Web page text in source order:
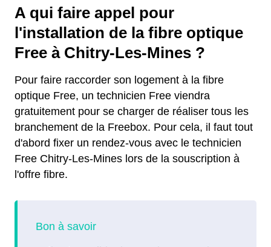
A qui faire appel pour
l'installation de la fibre optique
Free à Chitry-Les-Mines ?
Pour faire raccorder son logement à la fibre
optique Free, un technicien Free viendra
gratuitement pour se charger de réaliser tous les
branchement de la Freebox. Pour cela, il faut tout
d'abord fixer un rendez-vous avec le technicien
Free Chitry-Les-Mines lors de la souscription à
l'offre fibre.